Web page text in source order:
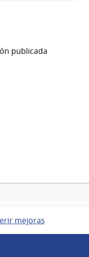
publicada
mejoras